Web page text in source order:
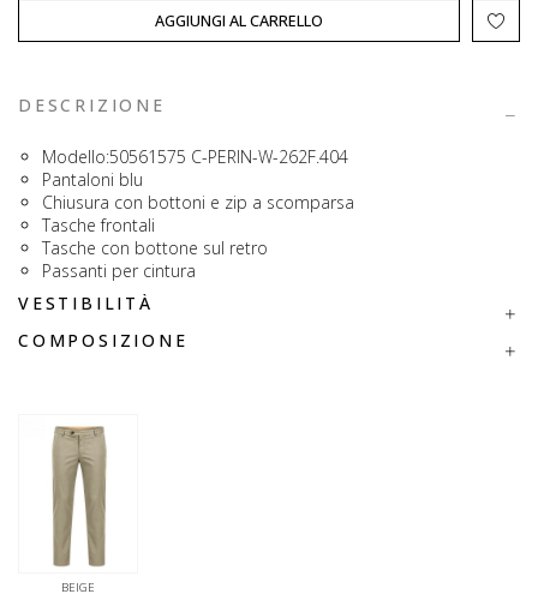
AGGIUNGI AL CARRELLO
DESCRIZIONE
Modello:50561575 C-PERIN-W-262F.404
Pantaloni blu
Chiusura con bottoni e zip a scomparsa
Tasche frontali
Tasche con bottone sul retro
Passanti per cintura
VESTIBILITÀ
COMPOSIZIONE
BEIGE